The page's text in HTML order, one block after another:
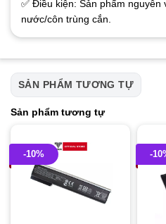
✅ Điều kiện: Sản phẩm nguyên
nước/côn trùng cắn.
SẢN PHẨM TƯƠNG TỰ
Sản phẩm tương tự
-10% -